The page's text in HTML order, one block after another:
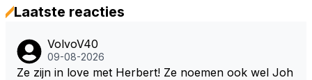
Laatste reacties
VolvoV40
09-08-2026
Ze zijn in love met Herbert! Ze noemen ook wel Joh